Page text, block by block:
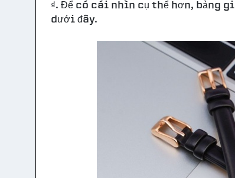
₫. Để có cái nhìn cụ thể hơn, bảng
dưới đây.